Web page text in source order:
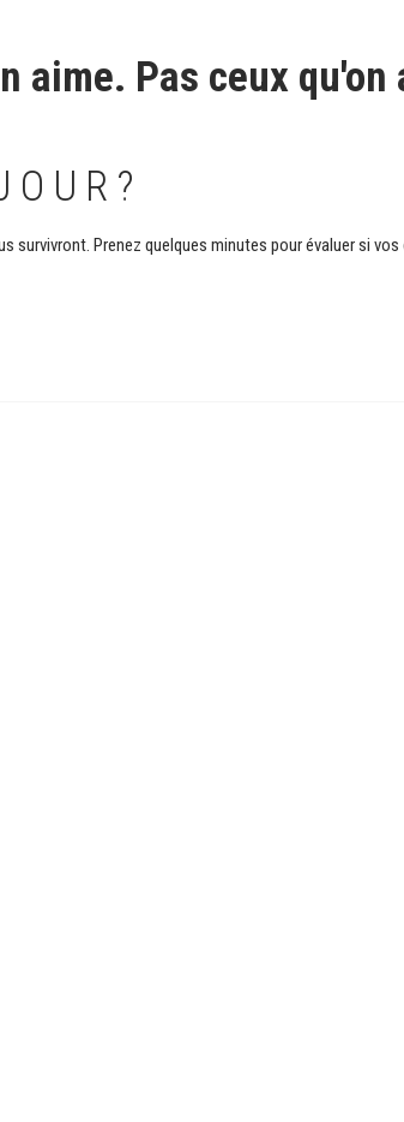
aime. Pas ceux qu'on
Prenez quelques minutes pour évaluer si